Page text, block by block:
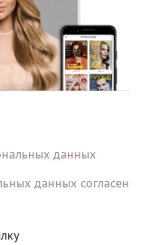
данных
данных согласен